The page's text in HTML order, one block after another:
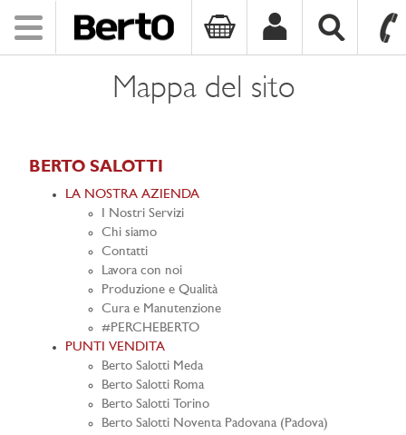
SKIP TO CONTENT
Toggle
navigation
Mappa del sito
BERTO SALOTTI
LA NOSTRA AZIENDA
I Nostri Servizi
Chi siamo
Contatti
Lavora con noi
Produzione e Qualità
Cura e Manutenzione
#PERCHEBERTO
PUNTI VENDITA
Berto Salotti Meda
Berto Salotti Roma
Berto Salotti Torino
Berto Salotti Noventa Padovana (Padova)